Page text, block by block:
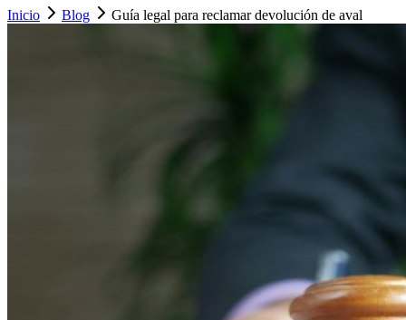
Inicio Blog Guía legal para reclamar devolución de aval